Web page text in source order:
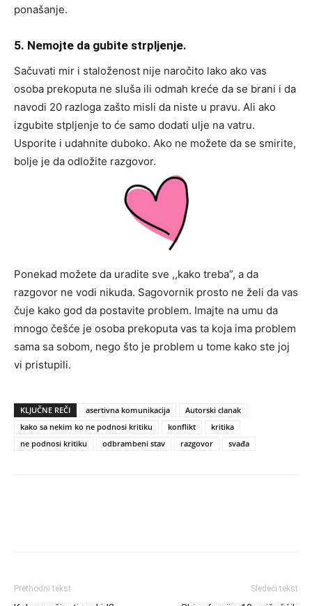
ponašanje.
5. Nemojte da gubite strpljenje.
Sačuvati mir i staloženost nije naročito lako ako vas
osoba prekoputa ne sluša ili odmah kreće da se brani i da
navodi 20 razloga zašto misli da niste u pravu. Ali ako
izgubite stpljenje to će samo dodati ulje na vatru.
Usporite i udahnite duboko. Ako ne možete da se smirite,
bolje je da odložite razgovor.
Ponekad možete da uradite sve ,,kako treba”, a da
razgovor ne vodi nikuda. Sagovornik prosto ne želi da vas
čuje kako god da postavite problem. Imajte na umu da
mnogo češće je osoba prekoputa vas ta koja ima problem
sama sa sobom, nego što je problem u tome kako ste joj
vi pristupili.
KLJUČNE REČI asertivna komunikacija
Autorski clanak
kako sa nekim ko ne podnosi kritiku
konflikt
kritika
ne podnosi kritiku
odbrambeni stav razgovor svađa
Prethodni tekst Sledeći tekst